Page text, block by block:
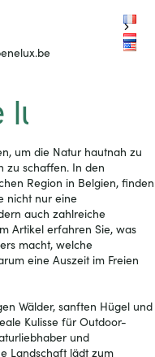
nl
en
um die Natur hautnah zu
zu schaffen. In den
Region in Belgien, finden
nicht nur eine
auch zahlreiche
Artikel erfahren Sie, was
macht, welche
eine Auszeit im Freien
Wälder, sanften Hügel und
Kulisse für Outdoor-
und
Landschaft lädt zum